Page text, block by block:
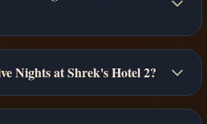
Nights at Shrek's Hotel 2?